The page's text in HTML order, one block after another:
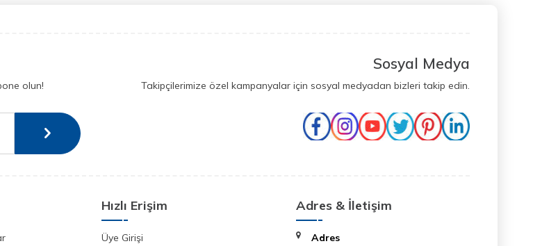
olun!
Sosyal Medya
Takipçilerimize özel kampanyalar için sosyal medyadan bizleri takip edin.
Hızlı Erişim
Üye Girişi
Adres & İletişim
Adres